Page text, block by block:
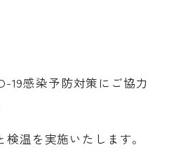
19感染予防対策にご協力
検温を実施いたします。